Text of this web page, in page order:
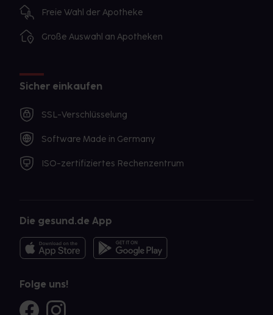
Freie Wahl der Apotheke
Große Auswahl an Apotheken
Sicher einkaufen
SSL-Verschlüsselung
Software Made in Germany
ISO-zertifiziertes Rechenzentrum
Die gesund.de App
Folge uns!